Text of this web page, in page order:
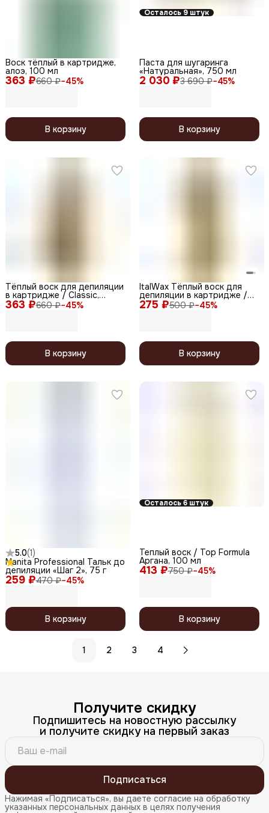
363 ₽660 ₽−45%
Воск тёплый в картридже,
алоэ, 100 мл
В корзину
Осталось 9 штук
2 030 ₽3 690 ₽−45%
Паста для шугаринга
«Натуральная», 750 мл
В корзину
363 ₽660 ₽−45%
Тёплый воск для депиляции
в картридже / Classic,
Натуральный, 100 мл
В корзину
275 ₽500 ₽−45%
ItalWax Тёплый воск для
депиляции в картридже /
Classic, Лимон, 100 мл
В корзину
5.0(1)
259 ₽470 ₽−45%
Manita Professional Тальк до
депиляции «Шаг 2», 75 г
В корзину
Осталось 6 штук
413 ₽750 ₽−45%
Теплый воск / Top Formula
Аргана, 100 мл
В корзину
1 2 3 4
Получите скидку
Подпишитесь на новостную рассылку
и получите скидку на первый заказ
Подписаться
Нажимая «Подписаться», вы даете согласие на обработку
указанных персональных данных в целях получения